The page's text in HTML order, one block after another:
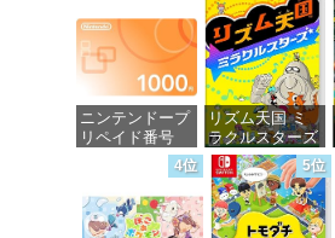
ニンテンドープ
リペイド番号
1000円|オンラ
インコード版
価格：¥1,000
リズム天国 ミ
ラクルスターズ
-Switch
価格：¥5,645
4位 5位